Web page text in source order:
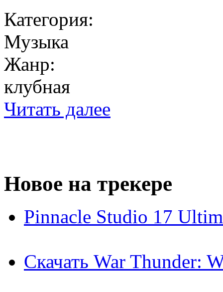
Категория:
Музыка
Жанр:
клубная
Читать далее
Новое на трекере
Pinnacle Studio 17
Скачать War Thunder: